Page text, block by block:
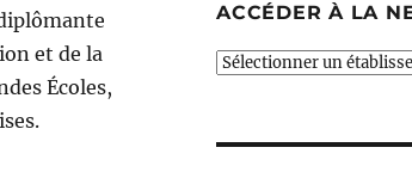
et de la
Écoles,
ACCÉDER À LA
Accéder